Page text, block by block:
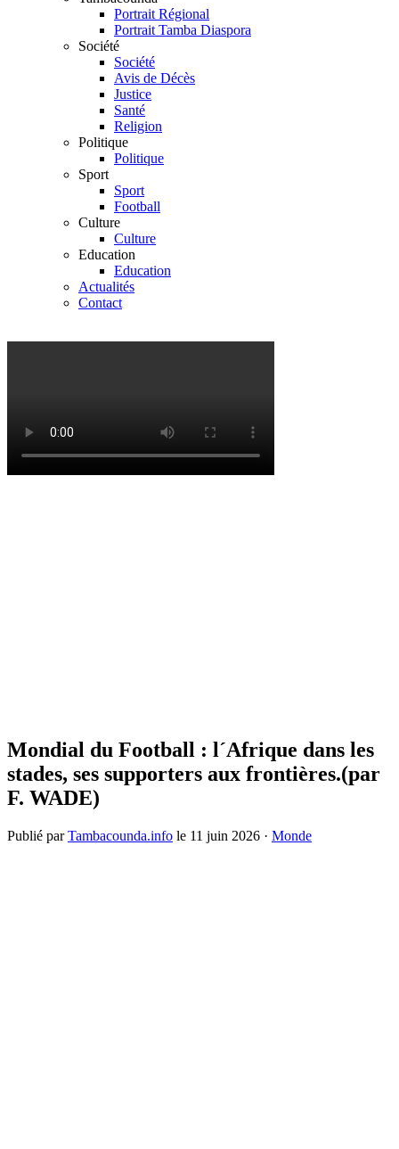
Portrait Régional
Portrait Tamba Diaspora
Société
Société
Avis de Décès
Justice
Santé
Religion
Politique
Politique
Sport
Sport
Football
Culture
Culture
Education
Education
Actualités
Contact
Mondial du Football : l´Afrique dans les
stades, ses supporters aux frontières.(par
F. WADE)
Publié parTambacounda.info le 11 juin 2026 · Monde